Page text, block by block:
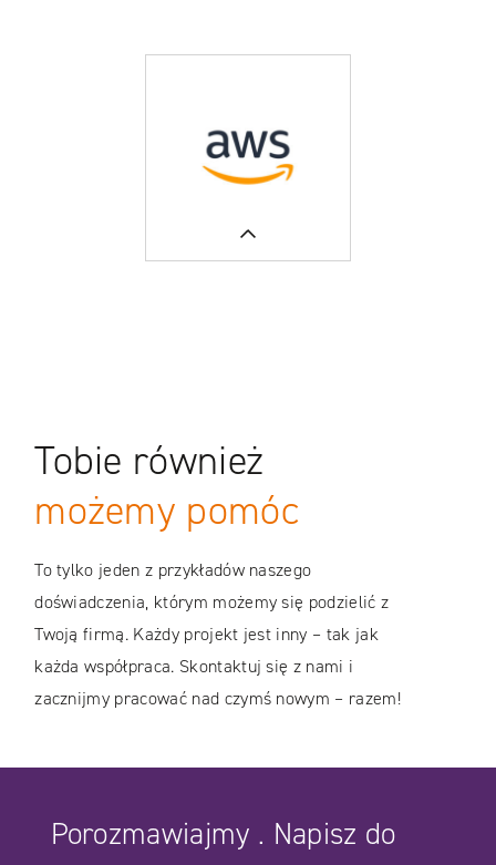
CASE STUDIES
Tobie również
możemy pomóc
To tylko jeden z przykładów naszego
doświadczenia, którym możemy się podzielić z
Twoją firmą. Każdy projekt jest inny – tak jak
każda współpraca. Skontaktuj się z nami i
zacznijmy pracować nad czymś nowym – razem!
Porozmawiajmy . Napisz do